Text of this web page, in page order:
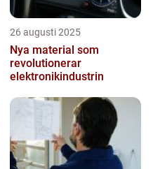
26 augusti 2025
Nya material som
revolutionerar
elektronikindustrin